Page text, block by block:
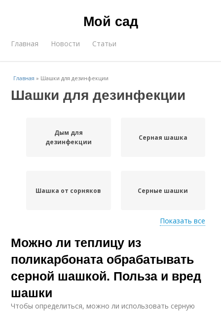
Мой сад
Главная Новости Статьи
Главная » Шашки для дезинфекции
Шашки для дезинфекции
Дым для
дезинфекции
Серная шашка
Шашка от сорняков Серные шашки
Табачная шашка Шашка для теплицы
Дымовая шашка
Показать все
Можно ли теплицу из
поликарбоната обрабатывать
серной шашкой. Польза и вред
шашки
Чтобы определиться, можно ли использовать серную